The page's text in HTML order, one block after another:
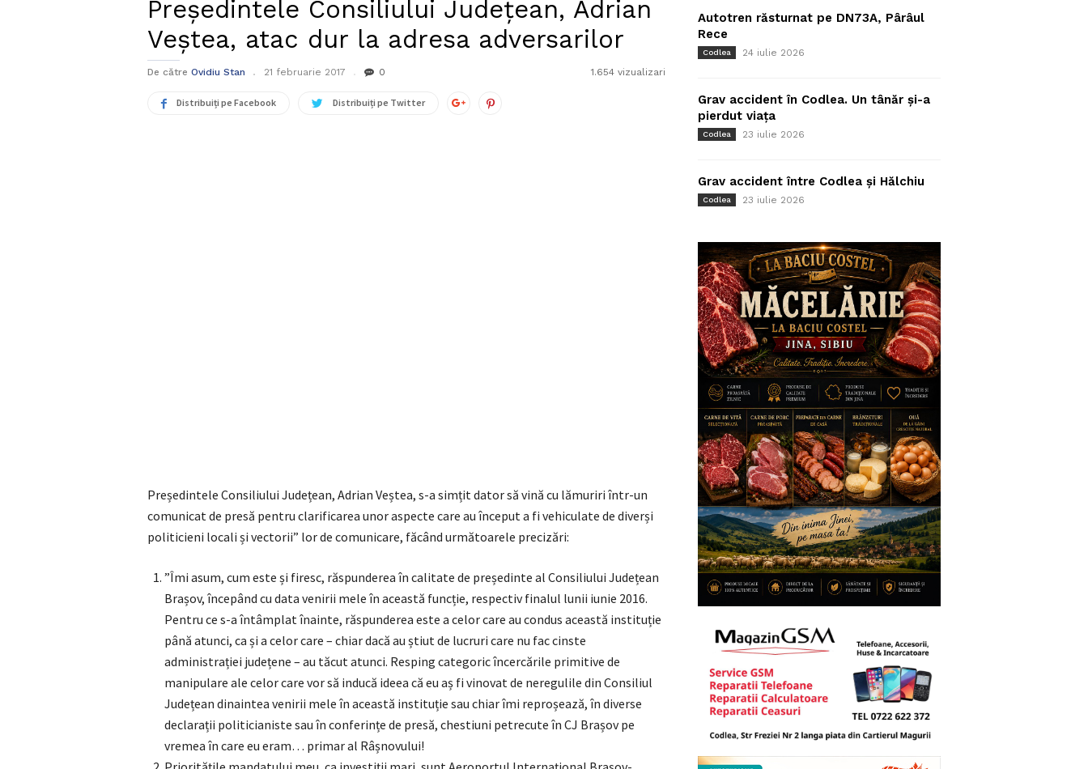
Președintele Consiliului Județean, Adrian
Veștea, atac dur la adresa adversarilor
De către Ovidiu Stan 21 februarie 2017 0 1.654 vizualizari
Distribuiți pe Facebook Distribuiți pe Twitter
Președintele Consiliului Județean, Adrian Veștea, s-a simțit dator să vină cu lămuriri într-un
comunicat de presă pentru clarificarea unor aspecte care au început a fi vehiculate de diverși
politicieni locali și vectorii” lor de comunicare, făcând următoarele precizări:
”Îmi asum, cum este și firesc, răspunderea în calitate de președinte al Consiliului Județean
Brașov, începând cu data venirii mele în această funcție, respectiv finalul lunii iunie 2016.
Pentru ce s-a întâmplat înainte, răspunderea este a celor care au condus această instituție
până atunci, ca și a celor care – chiar dacă au știut de lucruri care nu fac cinste
administrației județene – au tăcut atunci. Resping categoric încercările primitive de
manipulare ale celor care vor să inducă ideea că eu aș fi vinovat de neregulile din Consiliul
Județean dinaintea venirii mele în această instituție sau chiar îmi reproșează, în diverse
declarații politicianiste sau în conferințe de presă, chestiuni petrecute în CJ Brașov pe
vremea în care eu eram… primar al Râșnovului!
Autotren răsturnat pe DN73A, Pârâul
Rece
Codlea 24 iulie 2026
Grav accident în Codlea. Un tânăr și-a
pierdut viața
Codlea 23 iulie 2026
Grav accident între Codlea și Hălchiu
Codlea 23 iulie 2026